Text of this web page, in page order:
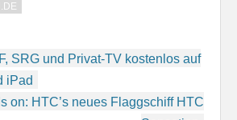
SRG und Privat-TV kostenlos auf
iPad
on: HTC’s neues Flaggschiff HTC